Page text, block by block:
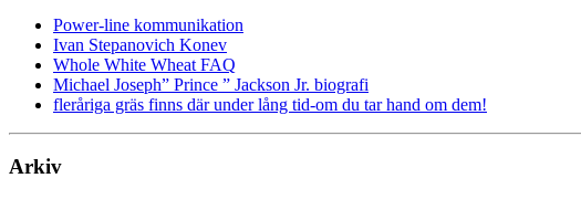
Power-line kommunikation
Ivan Stepanovich Konev
Whole White Wheat FAQ
Michael Joseph” Prince ” Jackson Jr. biografi
fleråriga gräs finns där under lång tid-om du tar hand om dem!
Arkiv